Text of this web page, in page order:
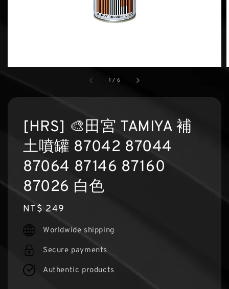
1 / 6
[HRS] 🎨田宮 TAMIYA 補
土噴罐 87042 87044
87064 87146 87160
87026 白色
Regular
price
NT$ 249
Worldwide shipping
Secure payments
Authentic products